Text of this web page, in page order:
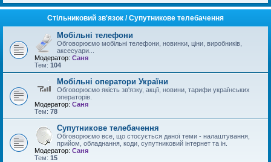
Стільниковий зв'язок / Супутникове телебачення
Мобільні телефони
Обговорюємо мобільні телефони, новинки, ціни, виробників,
аксесуари...
Модератор: Саня
Тем: 104
Мобільні оператори України
Обговорюємо якість зв'язку, акції, новини, тарифи українських
операторів.
Модератор: Саня
Тем: 78
Супутникове телебачення
Обговорюємо все, що стосується даної теми - налаштування,
прийом, обладнання, коди, супутниковий інтернет та ін.
Модератор: Саня
Тем: 15